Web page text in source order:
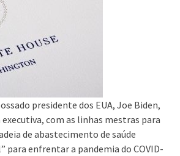
presidente dos EUA, Joe Biden,
com as linhas mestras para
de abastecimento de saúde
para enfrentar a pandemia do COVID-